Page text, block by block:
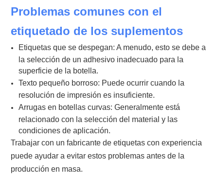
Problemas comunes con el
etiquetado de los suplementos
Etiquetas que se despegan:A menudo, esto se debe a
la selección de un adhesivo inadecuado para la
superficie de la botella.
Texto pequeño borroso: Puede ocurrir cuando la
resolución de impresión es insuficiente.
Arrugas en botellas curvas:Generalmente está
relacionado con la selección del material y las
condiciones de aplicación.
Trabajar con un fabricante de etiquetas con experiencia
puede ayudar a evitar estos problemas antes de la
producción en masa.